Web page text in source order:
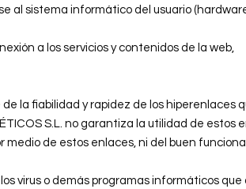
al sistema informático del usuario
a los servicios y contenidos de la web,
de la fiabilidad y rapidez de los hiperenlaces
S.L. no garantiza la utilidad de estos
medio de estos enlaces, ni del buen
virus o demás programas informáticos